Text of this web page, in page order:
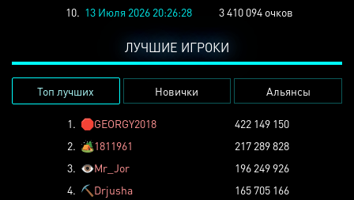
10. 13 Июля 2026 20:26:28 3 410 094 очков
ЛУЧШИЕ ИГРОКИ
Топ лучших Новички Альянсы
1. 🛑GEORGY2018
422 149 150
2. 🏕️1811961
217 289 828
3. 👁️Mr_Jor
196 249 926
4. ⛏️ Drjusha
165 705 166